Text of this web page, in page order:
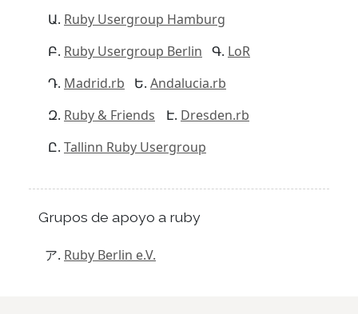
Ruby Usergroup Hamburg
Ruby Usergroup Berlin
LoR
Madrid.rb
Andalucia.rb
Ruby & Friends
Dresden.rb
Tallinn Ruby Usergroup
Grupos de apoyo a ruby
Ruby Berlin e.V.